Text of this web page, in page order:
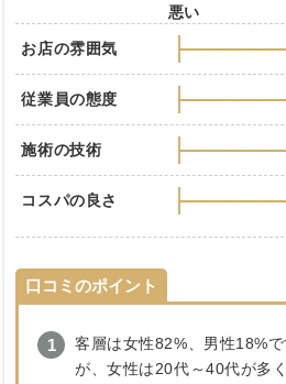
悪い
お店の雰囲気
従業員の態度
施術の技術
コスパの良さ
口コミのポイント
客層は女性82%、男性18%
が、女性は20代～40代が多